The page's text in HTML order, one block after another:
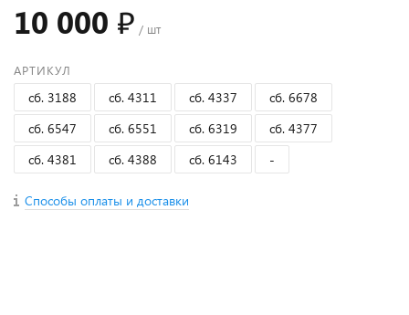
10 000 ₽ / шт
АРТИКУЛ
сб. 3188 сб. 4311 сб. 4337
сб. 6678
сб. 6547
сб. 6551 сб. 6319
сб. 4377
сб. 4381
сб. 4388 сб. 6143 -
Способы оплаты и доставки